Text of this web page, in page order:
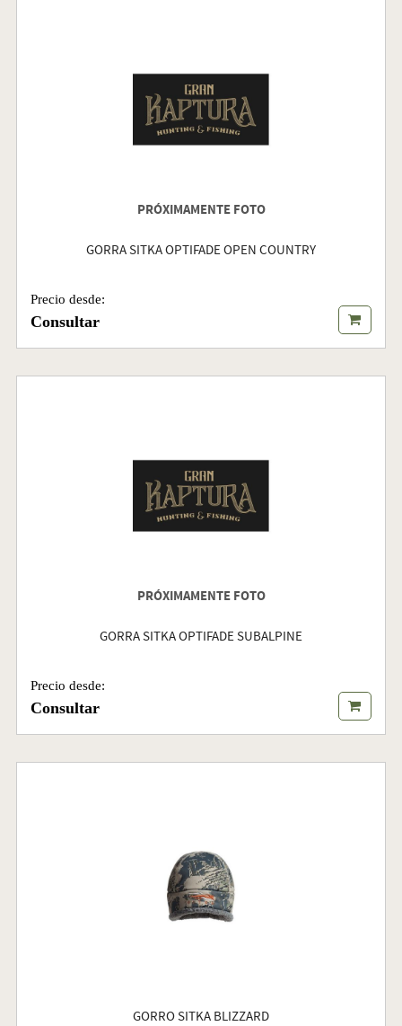
PRÓXIMAMENTE FOTO
GORRA SITKA OPTIFADE OPEN COUNTRY
Precio desde:
Consultar
PRÓXIMAMENTE FOTO
GORRA SITKA OPTIFADE SUBALPINE
Precio desde:
Consultar
GORRO SITKA BLIZZARD